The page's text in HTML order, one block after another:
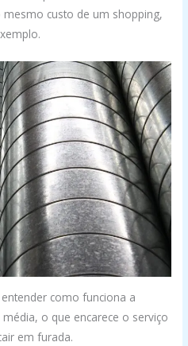
custo de um shopping,
como funciona a
o que encarece o serviço
em furada.